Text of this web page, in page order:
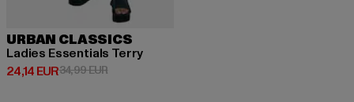
URBAN CLASSICS
Ladies Essentials Terry
24,14 EUR
Derzeitiger Preis: 24,14 EUR
34,99 EURAktionspreis: 34,99 EUR